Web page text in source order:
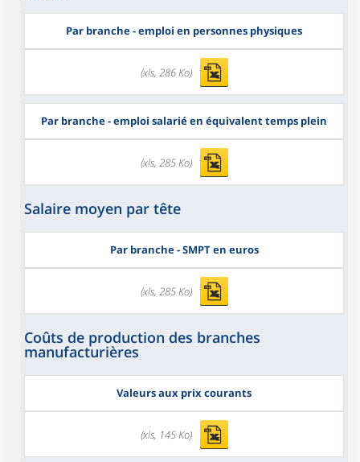
Par branche - emploi en personnes physiques
(xls, 286 Ko)
Par branche - emploi salarié en équivalent temps plein
(xls, 285 Ko)
Salaire moyen par tête
Par branche - SMPT en euros
(xls, 285 Ko)
Coûts de production des branches
manufacturières
Valeurs aux prix courants
(xls, 145 Ko)